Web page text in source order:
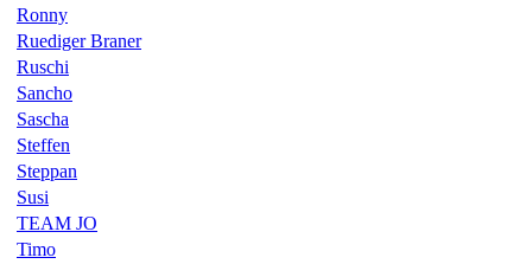
Ronny
Ruediger Braner
Ruschi
Sancho
Sascha
Steffen
Steppan
Susi
TEAM JO
Timo